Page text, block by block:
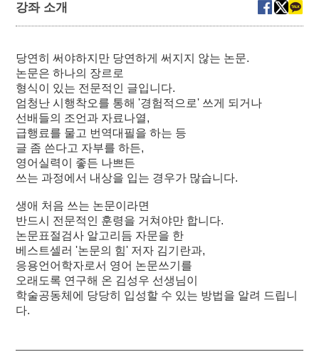
강좌 소개
당연히 써야하지만 당연하게 써지지 않는 논문.
논문은 하나의 장르로
형식이 있는 전문적인 글입니다.
엄청난 시행착오를 통해 '경험적으로' 쓰게 되거나
선배들의 조언과 자료나열,
급행료를 물고 번역대필을 하는 등
글 좀 쓴다고 자부를 하든,
영어실력이 좋든 나쁘든
쓰는 과정에서 내상을 입는 경우가 많습니다.
생애 처음 쓰는 논문이라면
반드시 전문적인 훈령을 거쳐야만 합니다.
논문표절검사 알고리듬 자문을 한
베스트셀러 '논문의 힘' 저자 김기란과,
응용언어학자로서 영어 논문쓰기를
오래도록 연구해 온 김성우 선생님이
학술공동체에 당당히 입성할 수 있는 방법을 알려 드립니
다.